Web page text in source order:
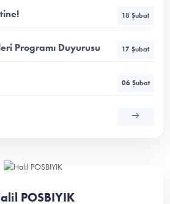
18 Şubat
Programı Duyurusu 17 Şubat
06 Şubat
POSBIYIK